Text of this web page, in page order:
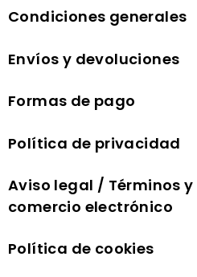
Condiciones generales
Envíos y devoluciones
Formas de pago
Política de privacidad
Aviso legal / Términos
comercio electrónico
Política de cookies